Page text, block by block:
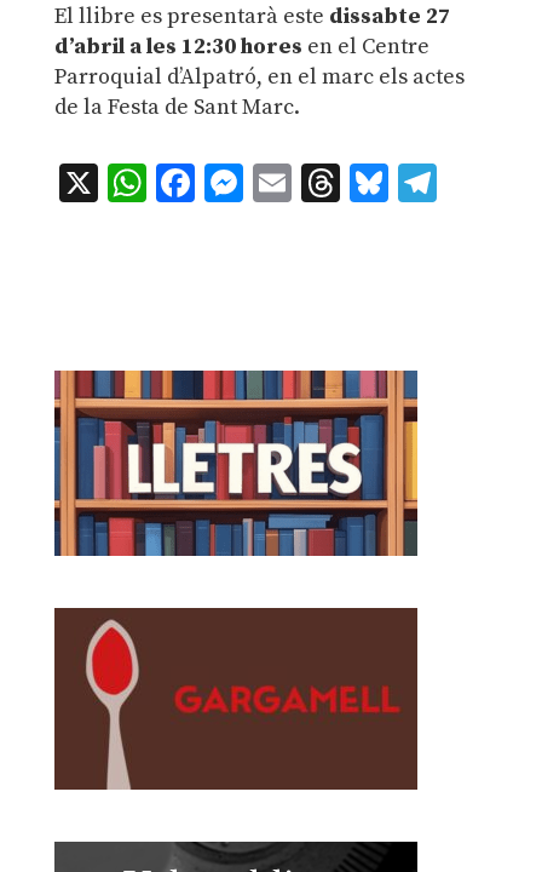
El llibre es presentarà este dissabte 27
d’abril a les 12:30 hores en el Centre
Parroquial d’Alpatró, en el marc els actes
de la Festa de Sant Marc.
X WhatsApp
Facebook
Messenger
EmailThreads
Bluesky